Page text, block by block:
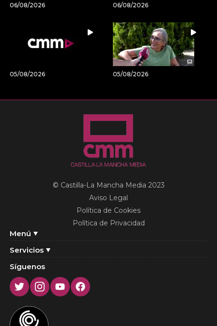
06/08/2026 06/08/2026
05/08/2026 05/08/2026
Menú
Servicios
© Castilla-La Mancha Media 2023
Aviso Legal
Política de Cookies
Política de Privacidad
Síguenos
TwitterInstagram
YoutubeFacebook